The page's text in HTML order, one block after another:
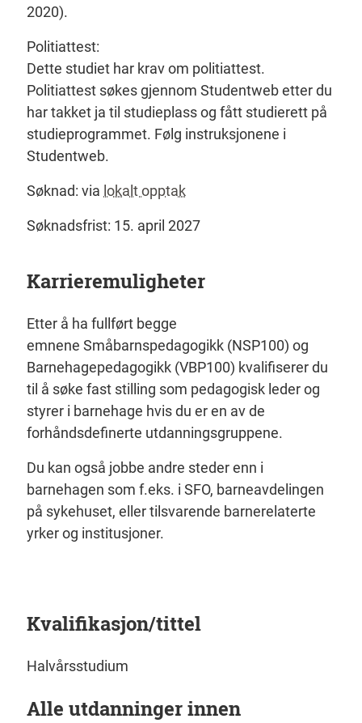
2020).
Politiattest:
Dette studiet har krav om politiattest.
Politiattest søkes gjennom Studentweb etter du
har takket ja til studieplass og fått studierett på
studieprogrammet. Følg instruksjonene i
Studentweb.
Søknad: via lokalt opptak
Søknadsfrist: 15. april 2027
Karrieremuligheter
Etter å ha fullført begge
emnene Småbarnspedagogikk (NSP100) og
Barnehagepedagogikk (VBP100) kvalifiserer du
til å søke fast stilling som pedagogisk leder og
styrer i barnehage hvis du er en av de
forhåndsdefinerte utdanningsgruppene.
Du kan også jobbe andre steder enn i
barnehagen som f.eks. i SFO, barneavdelingen
på sykehuset, eller tilsvarende barnerelaterte
yrker og institusjoner.
Kvalifikasjon/tittel
Halvårsstudium
Alle utdanninger innen